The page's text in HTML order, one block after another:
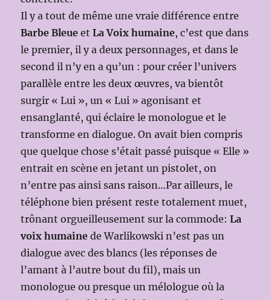
Il y a tout de même une vraie différence entre
Barbe Bleue etLa Voix humaine, c’est que dans
le premier, il y a deux personnages, et dans le
second il n’y en a qu’un : pour créer l’univers
parallèle entre les deux œuvres, va bientôt
surgir « Lui », un « Lui » agonisant et
ensanglanté, qui éclaire le monologue et le
transforme en dialogue. On avait bien compris
que quelque chose s’était passé puisque « Elle »
entrait en scène en jetant un pistolet, on
n’entre pas ainsi sans raison…Par ailleurs, le
téléphone bien présent reste totalement muet,
trônant orgueilleusement sur la commode:La
voix humaine de Warlikowski n’est pas un
dialogue avec des blancs (les réponses de
l’amant à l’autre bout du fil), mais un
monologue ou presque un mélologue où la